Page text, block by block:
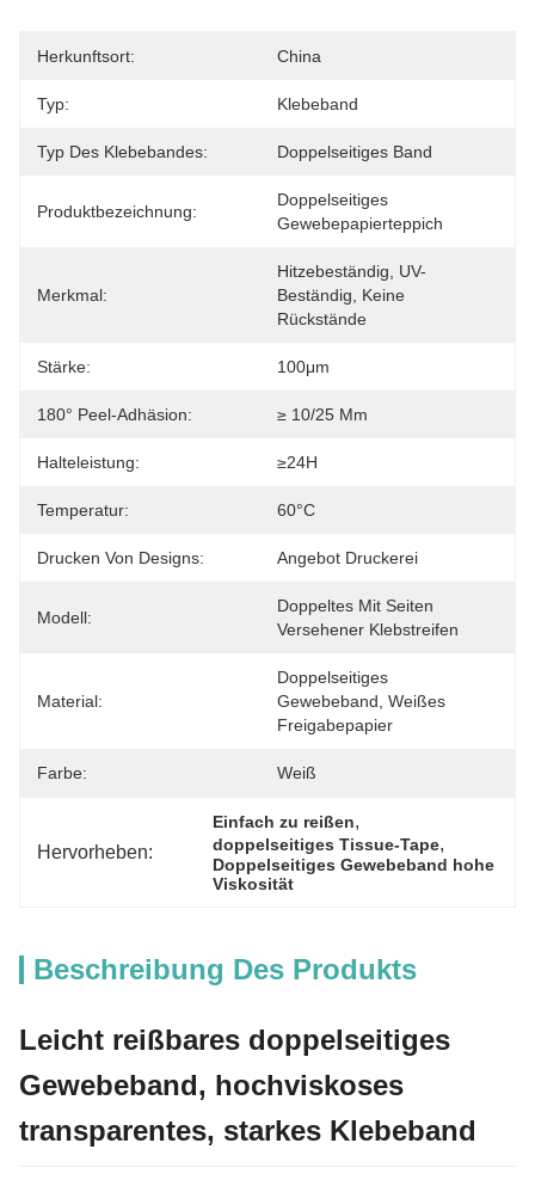
Herkunftsort: China
Typ: Klebeband
Typ Des Klebebandes: Doppelseitiges Band
Produktbezeichnung:
Doppelseitiges
Gewebepapierteppich
Merkmal:
Hitzebeständig, UV-
Beständig, Keine
Rückstände
Stärke: 100μm
180° Peel-Adhäsion: ≥ 10/25 Mm
Halteleistung: ≥24H
Temperatur: 60°C
Drucken Von Designs: Angebot Druckerei
Modell:
Doppeltes Mit Seiten
Versehener Klebstreifen
Material:
Doppelseitiges
Gewebeband, Weißes
Freigabepapier
Farbe: Weiß
Hervorheben:
Einfach zu reißen,
doppelseitiges Tissue-Tape,
Doppelseitiges Gewebeband hohe
Viskosität
Beschreibung Des Produkts
Leicht reißbares doppelseitiges
Gewebeband, hochviskoses
transparentes, starkes Klebeband